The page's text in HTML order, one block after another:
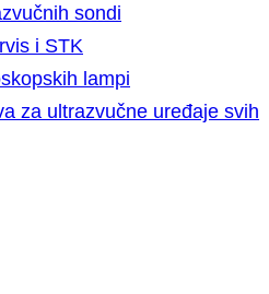
sondi
i STK
lampi
za ultrazvučne uređaje svih